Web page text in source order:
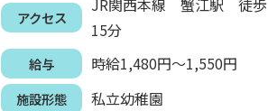
アクセス
JR関西本線 蟹江駅 徒歩
15分
給与 時給1,480円～1,550円
施設形態 私立幼稚園